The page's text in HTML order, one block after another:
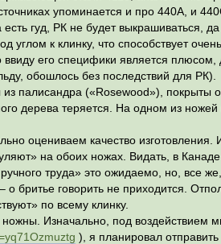
упоминается и про 440А, и
гуд, РК не будет выкрашиваться, да
углом к клинку, что способствует
его специфики является
обошлось без последствий для РК).
палисандра («Rosewood»),
дерева теряется. На одном из
оцениваем качество
на обоих ножах. Видать, в
труда» это ожидаемо, но, все
о бритье говорить не приходится.
по всему клинку.
Изначально, под воздействием
), я планировал